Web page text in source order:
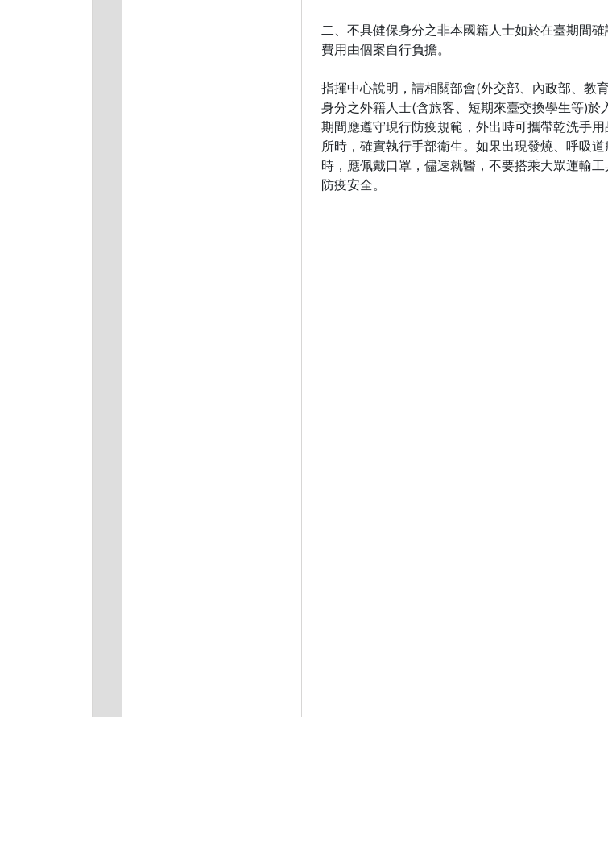
二、不具健保身分之非本國籍人士如於在臺期間
費用由個案自行負擔。
指揮中心說明，請相關部會(外交部、內政部、教
身分之外籍人士(含旅客、短期來臺交換學生等)於
期間應遵守現行防疫規範，外出時可攜帶乾洗手
所時，確實執行手部衛生。如果出現發燒、呼吸
時，應佩戴口罩，儘速就醫，不要搭乘大眾運輸
防疫安全。